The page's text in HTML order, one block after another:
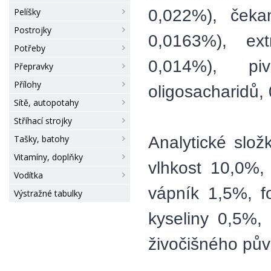
Pelíšky
Postrojky
Potřeby
Přepravky
Přílohy
Sítě, autopotahy
Stříhací strojky
Tašky, batohy
Vitamíny, doplňky
Vodítka
Výstražné tabulky
0,022%),
0,0163%),
0,014%),
oligosacharidů,
Analytické
vlhkost
vápník 1,5%,
kyseliny
živočišného